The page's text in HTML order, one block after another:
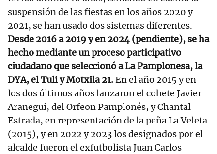
suspensión de las fiestas en los años 2020 y
2021, se han usado dos sistemas diferentes.
Desde 2016 a 2019 y en 2024 (pendiente), se ha
hecho mediante un proceso participativo
ciudadano que seleccionó a La Pamplonesa, la
DYA, el Tuli y Motxila 21.En el año 2015 y en
los dos últimos años lanzaron el cohete Javier
Aranegui, del Orfeon Pamplonés, y Chantal
Estrada, en representación de la peña La Veleta
(2015), y en 2022 y 2023 los designados por el
alcalde fueron el exfutbolista Juan Carlos